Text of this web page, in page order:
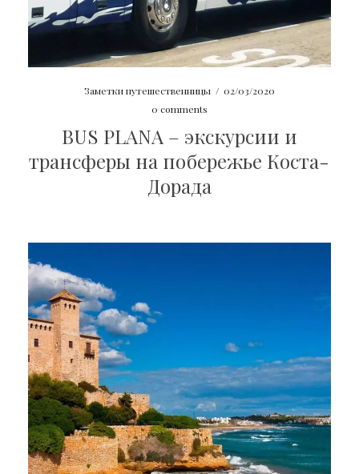
Заметки путешественницы / 02/03/2020
0 comments
BUS PLANA – экскурсии и
трансферы на побережье Коста-
Дорада